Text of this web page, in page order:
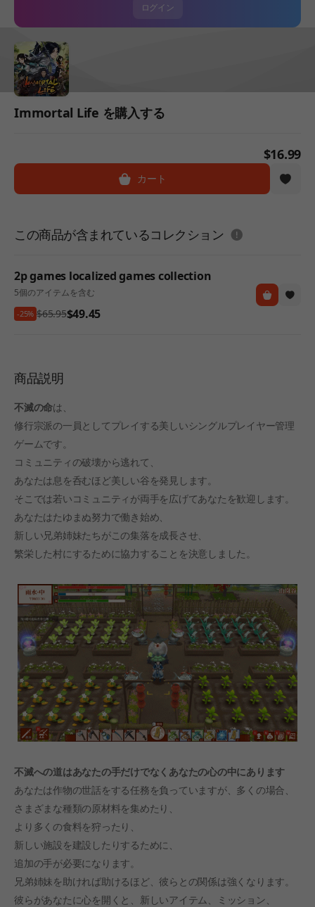
ログイン
Immortal Life を購入する
$16.99
カート
この商品が含まれているコレクション 도움말
2p games localized games collection
5個のアイテムを含む
-25% $65.95$49.45
商品説明
不滅の命は、
修行宗派の一員としてプレイする美しいシングルプレイヤー管理
ゲームです。
コミュニティの破壊から逃れて、
あなたは息を呑むほど美しい谷を発見します。
そこでは若いコミュニティが両手を広げてあなたを歓迎します。
あなたはたゆまぬ努力で働き始め、
新しい兄弟姉妹たちがこの集落を成長させ、
繁栄した村にするために協力することを決意しました。
不滅への道はあなたの手だけでなくあなたの心の中にあります
あなたは作物の世話をする任務を負っていますが、多くの場合、
さまざまな種類の原材料を集めたり、
より多くの食料を狩ったり、
新しい施設を建設したりするために、
追加の手が必要になります。
兄弟姉妹を助ければ助けるほど、彼らとの関係は強くなります。
彼らがあなたに心を開くと、新しいアイテム、ミッション、